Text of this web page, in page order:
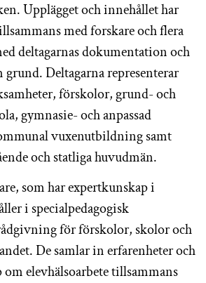
Upplägget och innehållet har
med forskare och flera
deltagarnas dokumentation och
Deltagarna representerar
förskolor, grund- och
gymnasie- och anpassad
vuxenutbildning samt
och statliga huvudmän.
som har expertkunskap i
i specialpedagogisk
för förskolor, skolor och
De samlar in erfarenheter och
elevhälsoarbete tillsammans